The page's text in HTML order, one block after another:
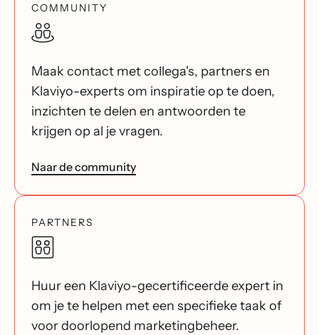
COMMUNITY
Maak contact met collega's, partners en
Klaviyo-experts om inspiratie op te doen,
inzichten te delen en antwoorden te
krijgen op al je vragen.
Naar de community
PARTNERS
Huur een Klaviyo-gecertificeerde expert in
om je te helpen met een specifieke taak of
voor doorlopend marketingbeheer.